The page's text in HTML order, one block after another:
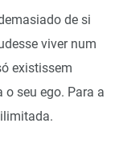
de si
viver num
existissem
o seu ego. Para a